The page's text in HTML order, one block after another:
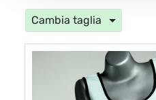
Cambia taglia